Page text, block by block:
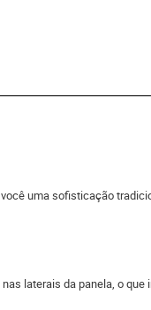
uma sofisticação
laterais da panela, o